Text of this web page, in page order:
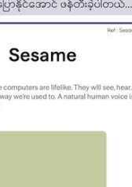
ျူတာ (AI) တွေက ဘဝ
ပြင် တကယ့်လူသားတွေလို
တီးဖို့လုပ်နေတာ
ကနေ လုပ်နေတဲ့
အဖြစ်